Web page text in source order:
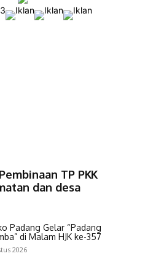
TP PKK
dan desa
Padang Gelar “Padang
di Malam HJK ke-357
2026